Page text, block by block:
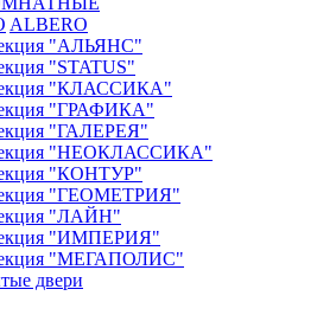
ALBERO
"АЛЬЯНС"
"STATUS"
"КЛАССИКА"
"ГРАФИКА"
"ГАЛЕРЕЯ"
"НЕОКЛАССИКА"
"КОНТУР"
"ГЕОМЕТРИЯ"
"ЛАЙН"
"ИМПЕРИЯ"
"МЕГАПОЛИС"
двери